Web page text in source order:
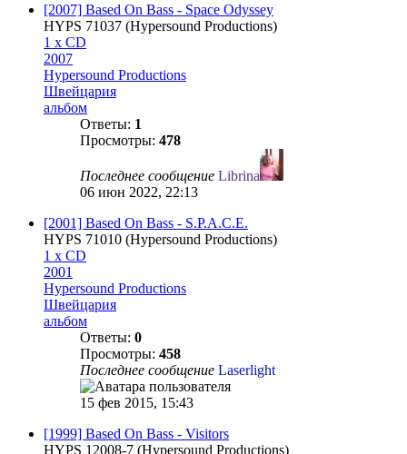
[2007] Based On Bass - Space Odyssey
HYPS 71037 (Hypersound Productions)
1 x CD
2007
Hypersound Productions
Швейцария
альбом
Ответы: 1
Просмотры: 478
Последнее сообщение Librina
06 июн 2022, 22:13
[2001] Based On Bass - S.P.A.C.E.
HYPS 71010 (Hypersound Productions)
1 x CD
2001
Hypersound Productions
Швейцария
альбом
Ответы: 0
Просмотры: 458
Последнее сообщение Laserlight
15 фев 2015, 15:43
[1999] Based On Bass - Visitors
HYPS 12008-7 (Hypersound Productions)